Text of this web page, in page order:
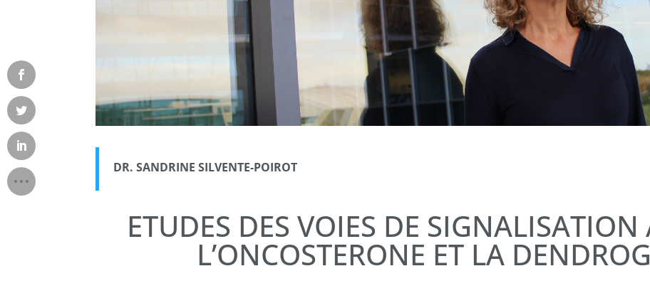
DR. SANDRINE SILVENTE-POIROT
ETUDES DES VOIES DE SIGNALISATION
L’ONCOSTERONE ET LA